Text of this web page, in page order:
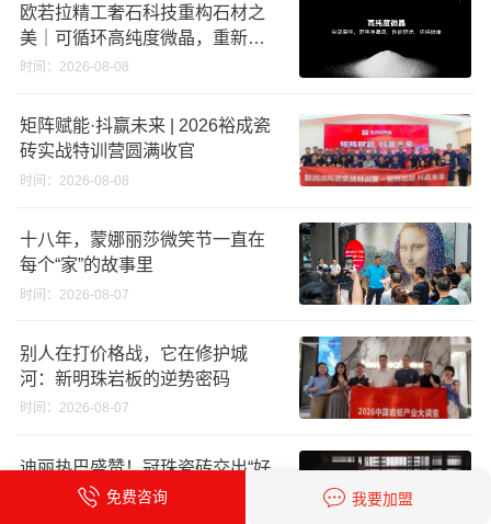
欧若拉精工奢石科技重构石材之
美｜可循环高纯度微晶，重新定
义高端奢石原料
时间：2026-08-08
矩阵赋能·抖赢未来 | 2026裕成瓷
砖实战特训营圆满收官
时间：2026-08-08
十八年，蒙娜丽莎微笑节一直在
每个“家”的故事里
时间：2026-08-07
别人在打价格战，它在修护城
河：新明珠岩板的逆势密码
时间：2026-08-07
迪丽热巴盛赞！冠珠瓷砖交出“好
房子”的标准答卷
免费咨询 我要加盟